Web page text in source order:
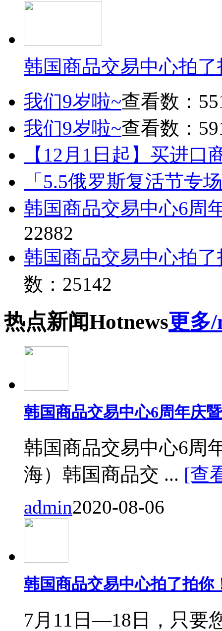
韩国商品交易中心拍
我们9岁啦~查看数：
我们9岁啦~查看数：
【12月1日起】买进口
「5.5俄罗斯复活节专
韩国商品交易中心6周
22882
韩国商品交易中心拍
数：25142
热点新闻Hotnews更多
韩国商品交易中心6周年庆
韩国商品交易中心6周
海）韩国商品交 ... [查
admin2020-08-06
韩国商品交易中心拍了拍你
7月11日—18日，只要